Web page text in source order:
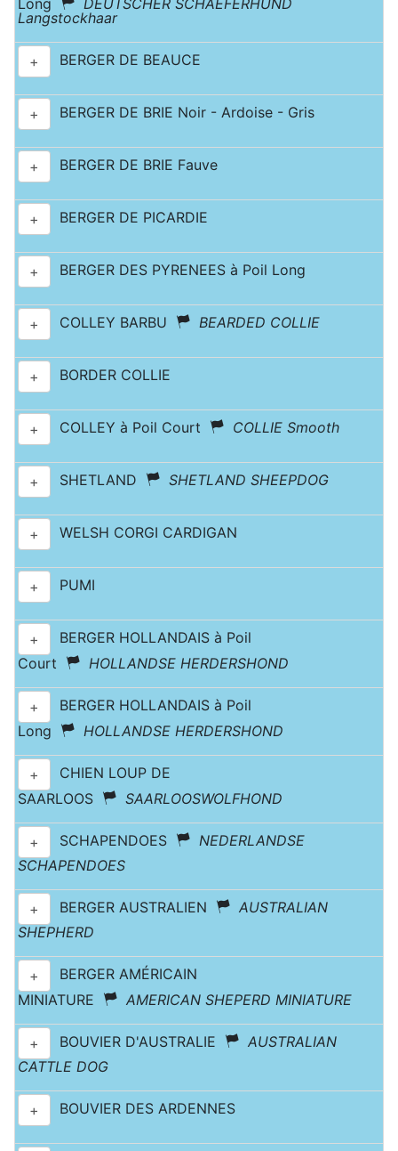
Long
DEUTSCHER SCHAEFERHUND
Langstockhaar
+ BERGER DE BEAUCE
+ BERGER DE BRIE Noir - Ardoise - Gris
+ BERGER DE BRIE Fauve
+ BERGER DE PICARDIE
+ BERGER DES PYRENEES à Poil Long
+ COLLEY BARBU BEARDED COLLIE
+ BORDER COLLIE
+ COLLEY à Poil Court COLLIE Smooth
+ SHETLAND SHETLAND SHEEPDOG
+ WELSH CORGI CARDIGAN
+ PUMI
+
BERGER HOLLANDAIS à Poil
Court
HOLLANDSE HERDERSHOND
+
BERGER HOLLANDAIS à Poil
Long
HOLLANDSE HERDERSHOND
+
CHIEN LOUP DE
SAARLOOS
SAARLOOSWOLFHOND
+ SCHAPENDOES
NEDERLANDSE
SCHAPENDOES
+ BERGER AUSTRALIEN
AUSTRALIAN
SHEPHERD
+
BERGER AMÉRICAIN
MINIATURE
AMERICAN SHEPERD MINIATURE
+ BOUVIER D'AUSTRALIE
AUSTRALIAN
CATTLE DOG
+ BOUVIER DES ARDENNES